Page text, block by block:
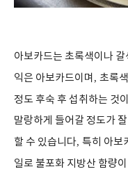
아보카드는 초록색이나 갈
익은 아보카드이며 , 초록
정도 후숙 후 섭취하는 것
말랑하게 들어갈 정도가
할 수 있습니다, 특히 아보
일로 불포화 지방산 함량